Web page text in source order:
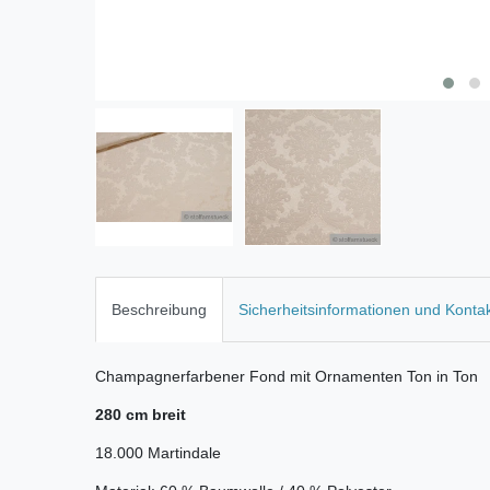
Beschreibung Sicherheitsinformationen und
Champagnerfarbener Fond mit Ornamenten Ton in Ton
280 cm breit
18.000 Martindale